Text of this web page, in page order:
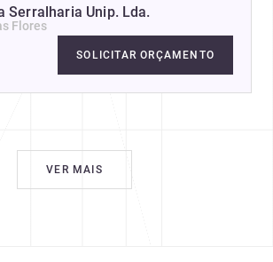
Serralharia Unip. Lda.
Flores
SOLICITAR ORÇAMENTO
VER MAIS